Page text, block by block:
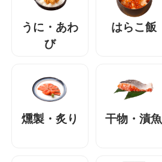
うに・あわ
び
はらこ飯
燻製・炙り 干物・漬魚